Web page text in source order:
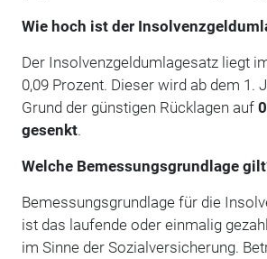
Wie hoch ist der
Der Insolvenzgeldumlagesatz liegt
0,09 Prozent. Dieser wird ab dem 1.
Grund der günstigen Rücklagen auf
gesenkt.
Welche Bemessungsgrundlage
Bemessungsgrundlage für die
ist das laufende oder einmalig
im Sinne der Sozialversicherung.